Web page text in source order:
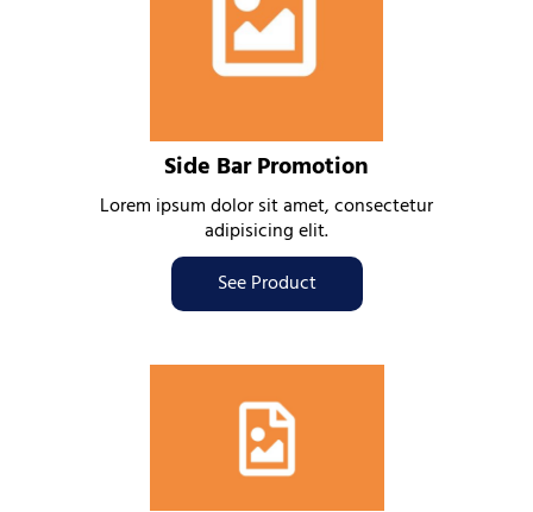
Side Bar Promotion
Lorem ipsum dolor sit amet, consectetur
adipisicing elit.
See Product